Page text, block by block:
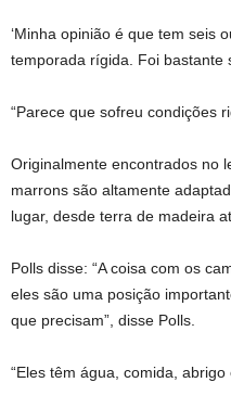
‘Minha opinião é que tem seis
temporada rígida. Foi bastante
“Parece que sofreu condições
Originalmente encontrados no
marrons são altamente
lugar, desde terra de madeira
Polls disse: “A coisa com os
eles são uma posição
que precisam”, disse Polls.
“Eles têm água, comida, abrigo